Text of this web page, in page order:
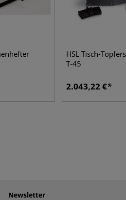
HSL Tisch-
T-45
2.043,22 €
Newsletter